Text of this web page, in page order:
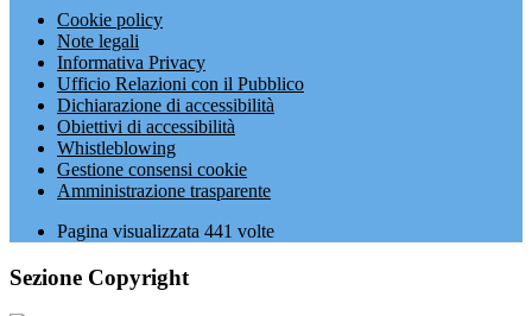
Cookie policy
Note legali
Informativa Privacy
Ufficio Relazioni con il Pubblico
Dichiarazione di accessibilità
Obiettivi di accessibilità
Whistleblowing
Gestione consensi cookie
Amministrazione trasparente
Pagina visualizzata 441 volte
Sezione Copyright